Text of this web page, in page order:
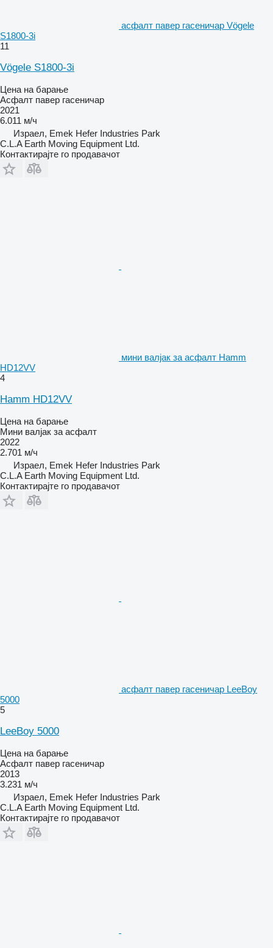
асфалт павер гасеничар Vögele
S1800-3i
11
Vögele S1800-3i
Цена на барање
Асфалт павер гасеничар
2021
6.011 м/ч
Израел, Emek Hefer Industries Park
C.L.A Earth Moving Equipment Ltd.
Контактирајте го продавачот
мини валјак за асфалт Hamm
HD12VV
4
Hamm HD12VV
Цена на барање
Мини валјак за асфалт
2022
2.701 м/ч
Израел, Emek Hefer Industries Park
C.L.A Earth Moving Equipment Ltd.
Контактирајте го продавачот
асфалт павер гасеничар LeeBoy
5000
5
LeeBoy 5000
Цена на барање
Асфалт павер гасеничар
2013
3.231 м/ч
Израел, Emek Hefer Industries Park
C.L.A Earth Moving Equipment Ltd.
Контактирајте го продавачот